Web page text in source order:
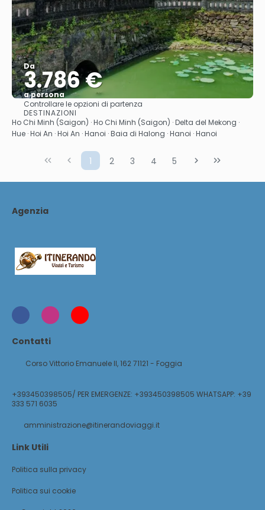
Da
3.786 €
a persona
Vedere
Controllare le opzioni di partenza
DESTINAZIONI
Ho Chi Minh (Saigon) · Ho Chi Minh (Saigon) · Delta del Mekong ·
Hue · Hoi An · Hoi An · Hanoi · Baia di Halong · Hanoi · Hanoi
1 2 3 4 5
Agenzia
Contatti
Corso Vittorio Emanuele II, 162 71121 - Foggia
+393450398505/ PER EMERGENZE: +393450398505 WHATSAPP: +39
333 571 6035
amministrazione@itinerandoviaggi.it
Link Utili
Politica sulla privacy
Politica sui cookie